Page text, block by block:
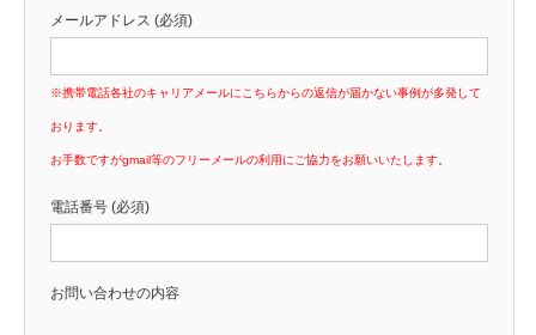
メールアドレス (必須)
※携帯電話各社のキャリアメールにこちらからの返信が届かない事例が多発して
おります。
お手数ですがgmail等のフリーメールの利用にご協力をお願いいたします。
電話番号 (必須)
お問い合わせの内容